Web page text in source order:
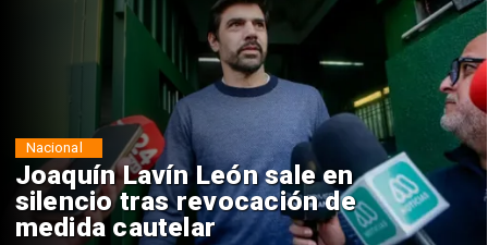
Chile y Venezuela formalizan
reinicio de relaciones
consulares
Nacional